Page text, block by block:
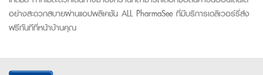
อย่างสะดวกสบายผ่านแอปพลิเคชัน ALL PharmaSee ที่มีบริการเดลิเวอร์รี่ส่ง
ฟรีทันทีที่หน้าบ้านคุณ